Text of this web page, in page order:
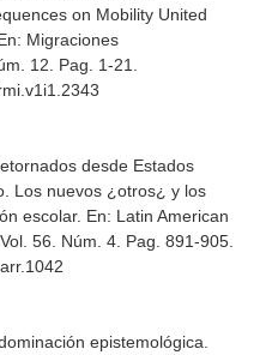
on Mobility United
Migraciones
12. Pag. 1-21.
desde Estados
Los nuevos ¿otros¿ y los
escolar. En: Latin American
56. Núm. 4. Pag. 891-905.
epistemológica.